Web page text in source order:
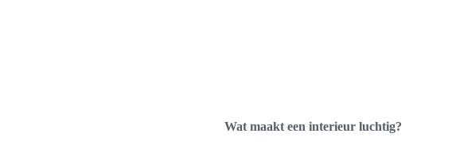
Wat maakt een interieur luchtig?